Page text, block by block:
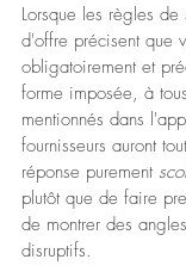
Lorsque les règles
d'offre précisent que
obligatoirement et
forme imposée, à
mentionnés dans
fournisseurs auront
réponse purement
plutôt que de faire
de montrer des
disruptifs.